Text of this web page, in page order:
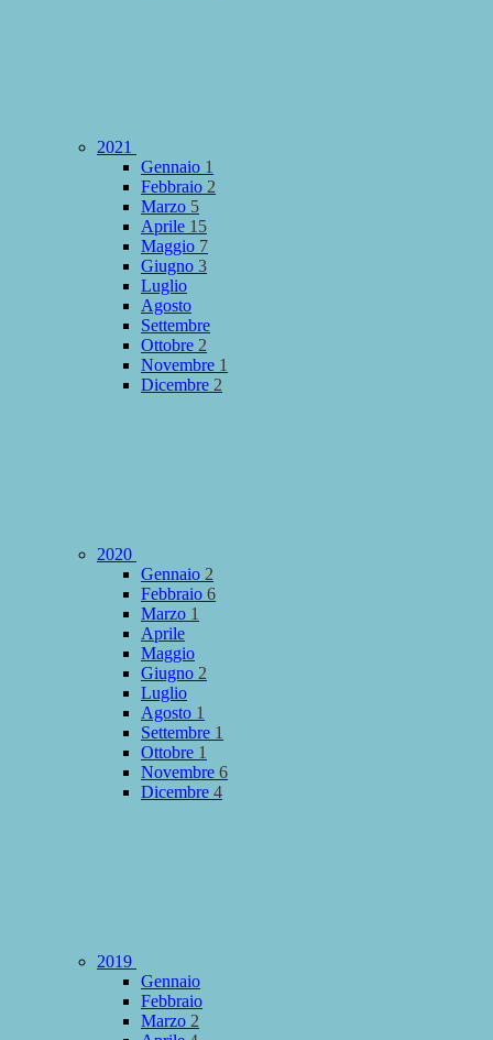
2021
Gennaio 1
Febbraio 2
Marzo 5
Aprile 15
Maggio 7
Giugno 3
Luglio
Agosto
Settembre
Ottobre 2
Novembre 1
Dicembre 2
2020
Gennaio 2
Febbraio 6
Marzo 1
Aprile
Maggio
Giugno 2
Luglio
Agosto 1
Settembre 1
Ottobre 1
Novembre 6
Dicembre 4
2019
Gennaio
Febbraio
Marzo 2